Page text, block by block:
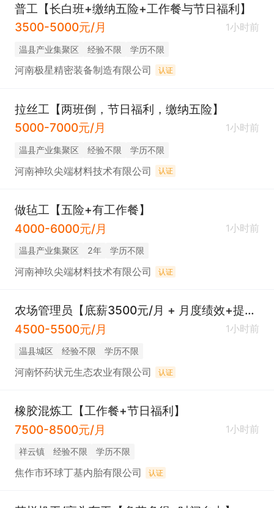
普工【长白班+缴纳五险+工作餐与节日福利】
3500-5000元/月
1小时前
温县产业集聚区 经验不限 学历不限
河南极星精密装备制造有限公司 认证
拉丝工【两班倒，节日福利，缴纳五险】
5000-7000元/月
1小时前
温县产业集聚区 经验不限 学历不限
河南神玖尖端材料技术有限公司 认证
做毡工【五险+有工作餐】
4000-6000元/月
1小时前
温县产业集聚区 2年 学历不限
河南神玖尖端材料技术有限公司 认证
农场管理员【底薪3500元/月 + 月度绩效+提成】
4500-5500元/月
1小时前
温县城区 经验不限 学历不限
河南怀药状元生态农业有限公司 认证
橡胶混炼工【工作餐+节日福利】
7500-8500元/月
1小时前
祥云镇 经验不限 学历不限
焦作市环球丁基内胎有限公司 认证